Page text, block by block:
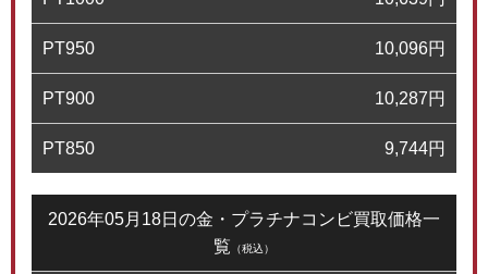
PT950 10,096円
PT900 10,287円
PT850 9,744円
2026年05月18日の金・プラチナコンビ買取価格一
覧 （税込）